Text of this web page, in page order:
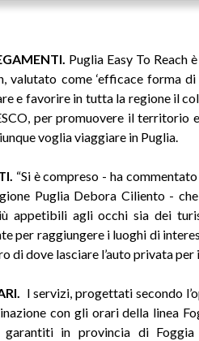
Puglia Easy To Reach
valutato come ‘efficace forma
e favorire in tutta la regione il
per promuovere il territorio
voglia viaggiare in Puglia.
“Si è compreso - ha
Puglia Debora Ciliento -
appetibili agli occhi sia dei
per raggiungere i luoghi di
di dove lasciare l’auto privata per
I servizi, progettati secondo
con gli orari della linea
garantiti in provincia di